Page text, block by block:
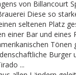
von Billancourt
Diese so
seltenen Platz
einer Bar und eines
Tönen
Burger
...